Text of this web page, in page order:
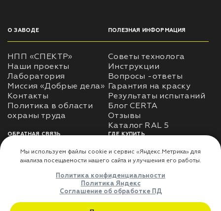
О ЗАВОДЕ
НПП «СПЕКТР»
Наши проекты
Лаборатория
Миссия «Добрые дела»
Контакты
Политика в области
ПОЛЕЗНАЯ ИНФОРМАЦИЯ
Советы технолога
Инструкции
Вопросы -ответы
Гарантия на краску
Результаты испытаний
Блог CERTA
Отзывы
Каталог RAL 5
ОБРАТНАЯ СВЯЗЬ
Использование
использования личных
Оферта
ГДЕ КУПИТЬ
Доставка
Где купить